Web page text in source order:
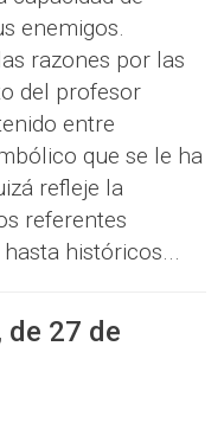
enemigos.
razones por las
del profesor
entre
que se le ha
refleje la
referentes
históricos...
de 27 de